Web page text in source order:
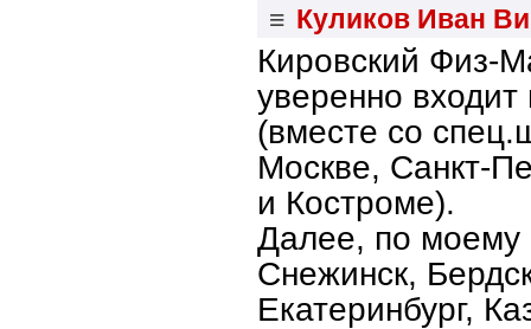
≡ Куликов Иван
Кировский Физ-
уверенно
(вместе со
Москве, Санкт-
и Костроме).
Далее, по моему
Снежинск,
Екатеринбург,